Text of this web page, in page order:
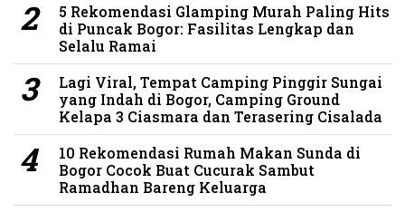
5 Rekomendasi Glamping Murah Paling Hits
di Puncak Bogor: Fasilitas Lengkap dan
Selalu Ramai
Lagi Viral, Tempat Camping Pinggir Sungai
yang Indah di Bogor, Camping Ground
Kelapa 3 Ciasmara dan Terasering Cisalada
10 Rekomendasi Rumah Makan Sunda di
Bogor Cocok Buat Cucurak Sambut
Ramadhan Bareng Keluarga